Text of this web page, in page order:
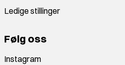
Ledige stillinger
Følg oss
Instagram